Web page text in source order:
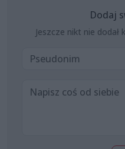
Dodaj
Jeszcze nikt nie